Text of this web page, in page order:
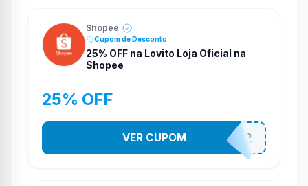
Shopee
Cupom de Desconto
25% OFF na Lovito Loja Oficial na
Shopee
25% OFF
141525852
VER CUPOM